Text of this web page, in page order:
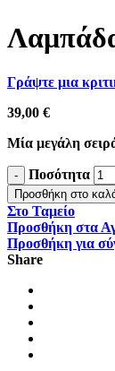
Γράψτε μια
39,00 €
Mία μεγάλη
Ποσότητα
Προσθήκη στο
Στο Ταμείο
Προσθήκη στα
Προσθήκη για
Share